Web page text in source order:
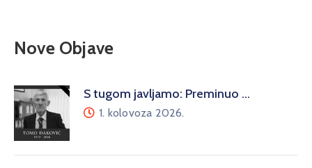
Nove Objave
S tugom javljamo: Preminuo …
1. kolovoza 2026.